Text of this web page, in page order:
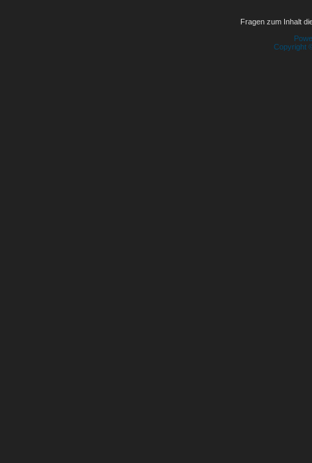
Fragen zum Inhalt
Copyright